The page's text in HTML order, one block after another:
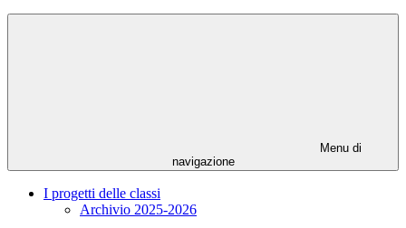
Menu di
navigazione
I progetti delle classi
Archivio 2025-2026